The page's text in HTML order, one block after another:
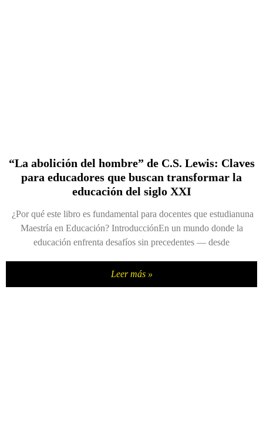
“La abolición del hombre” de C.S. Lewis: Claves
para educadores que buscan transformar la
educación del siglo XXI
¿Por qué este libro es fundamental para docentes que estudianuna
Maestría en Educación? IntroducciónEn un mundo donde la
educación enfrenta desafíos sin precedentes — desde
Leer más »